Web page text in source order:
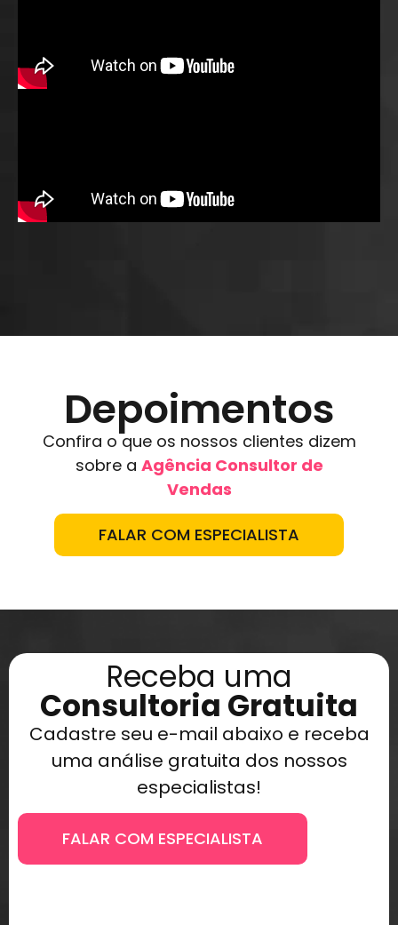
Depoimentos
Confira o que os nossos clientes dizem
sobre a Agência Consultor de
Vendas
FALAR COM ESPECIALISTA
Receba uma
Consultoria Gratuita
Cadastre seu e-mail abaixo e receba
uma análise gratuita dos nossos
especialistas!
FALAR COM ESPECIALISTA